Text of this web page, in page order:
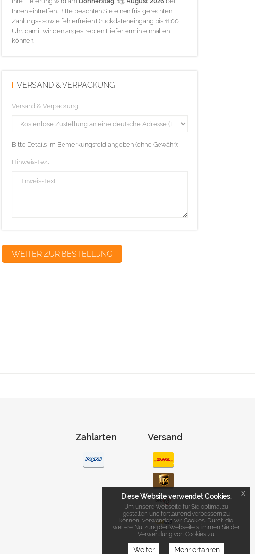
Ihnen eintreffen. Bitte beachten Sie einen fristgerechten
Zahlungs- sowie fehlerfreien Druckdateneingang bis 11:00
Uhr, damit wir den angestrebten Liefertermin einhalten
können.
VERSAND & VERPACKUNG
Versand & Verpackung
Bitte Details im Bemerkungsfeld angeben (ohne Gewähr):
Hinweis-Text
Zahlarten Versand
Diese Website verwendet Cookies.
Um unsere Webseite für Sie optimal zu
gestalten und fortlaufend verbessern zu
können, verwenden wir Cookies. Durch die
weitere Nutzung der Webseite stimmen Sie der
Verwendung von Cookies zu.
Weiter Mehr erfahren
x